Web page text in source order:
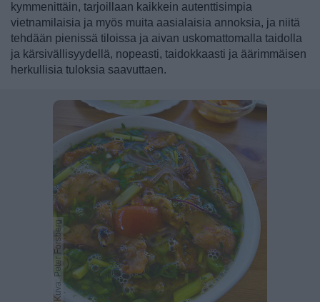
kymmenittäin, tarjoillaan kaikkein autenttisimpia
vietnamilaisia ja myös muita aasialaisia annoksia, ja niitä
tehdään pienissä tiloissa ja aivan uskomattomalla taidolla
ja kärsivällisyydellä, nopeasti, taidokkaasti ja äärimmäisen
herkullisia tuloksia saavuttaen.
Kuva: Peter Forsberg